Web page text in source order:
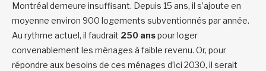
Montréal demeure insuffisant. Depuis 15 ans, il s’ajoute en
moyenne environ 900 logements subventionnés par année.
Au rythme actuel, il faudrait 250 anspour loger
convenablement les ménages à faible revenu. Or, pour
répondre aux besoins de ces ménages d’ici 2030, il serait